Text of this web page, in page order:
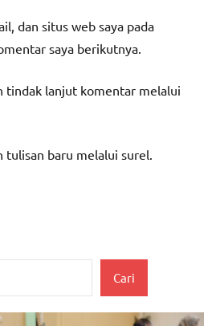
dan situs web saya pada
saya berikutnya.
tindak lanjut komentar melalui
tulisan baru melalui surel.
Cari